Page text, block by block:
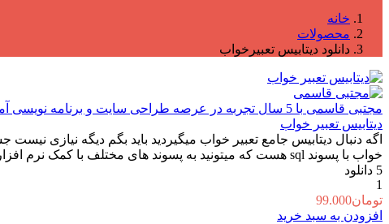
خانه
محصولات
دانلود دیتابیس تعبیرخواب
مجتبی قاسمی با 5 سال تجربه در عرصه طراحی سایت و برنامه نویسی آماده خدمت گزاری به شماییم :)
دیتابیس تعبیر خواب
اگه دنبال دیتابیس جامع تعبیر خواب میگیردید باید بگم دیگه نیازی نیست
خواب با پسوند sql هست که میتونید به پسوند های مختلف با کمک نرم افزار هایی [...]
5 دانلود
1
تومان99.000
افزودن به سبد خرید